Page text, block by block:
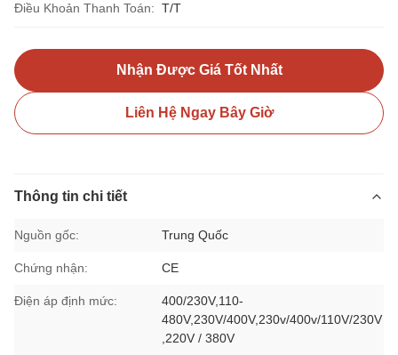
Điều Khoản Thanh Toán: T/T
Nhận Được Giá Tốt Nhất
Liên Hệ Ngay Bây Giờ
Thông tin chi tiết
Nguồn gốc: Trung Quốc
Chứng nhận: CE
Điện áp định mức:
400/230V,110-
480V,230V/400V,230v/400v/110V/230V
,220V / 380V